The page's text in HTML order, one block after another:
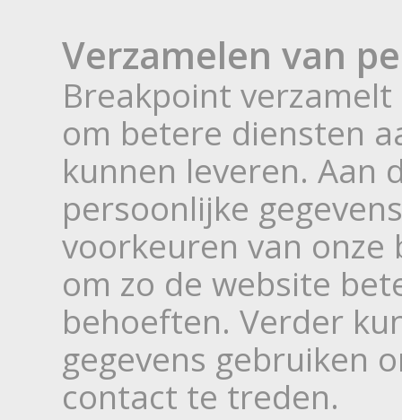
Verzamelen van
Breakpoint
om betere diensten
kunnen leveren. Aan
persoonlijke
voorkeuren van onze
om zo de website
behoeften. Verder
gegevens gebruiken
contact te treden.